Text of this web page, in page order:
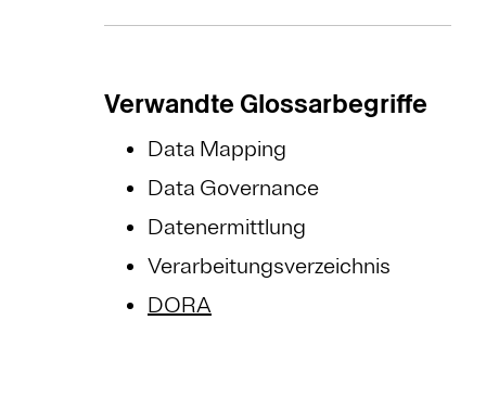
Verwandte Glossarbegriffe
Data Mapping
Data Governance
Datenermittlung
Verarbeitungsverzeichnis
DORA